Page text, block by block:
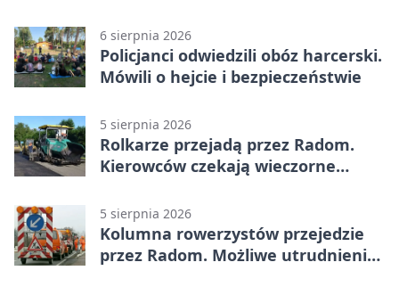
6 sierpnia 2026
Policjanci odwiedzili obóz harcerski.
Mówili o hejcie i bezpieczeństwie
5 sierpnia 2026
Rolkarze przejadą przez Radom.
Kierowców czekają wieczorne
5 sierpnia 2026
Kolumna rowerzystów przejedzie
przez Radom. Możliwe utrudnienia